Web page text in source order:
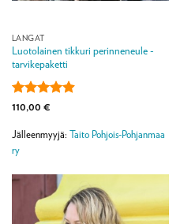
LANGAT
Luotolainen tikkuri perinneneule -
tarvikepaketti
Arvostelu
4.88/ 5
110,00 €
Jälleenmyyjä: Taito Pohjois-Pohjanmaa
ry